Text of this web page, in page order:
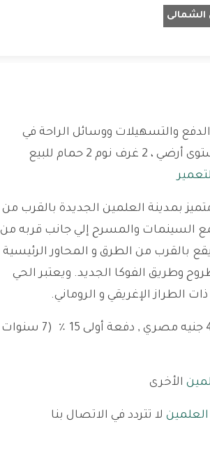
والتسهيلات ووسائل الراحة في
متر ، المستوى أرضي ، 2 غرف نوم 2 حمام للبيع
بمدينة العلمين الجديدة بالقرب من
السينمات والمسرح إلي جانب قربه من
بالقرب من الطرق و المحاور الرئيسية
وطريق الفوكا الجديد. ويعتبر الحي
الطراز الإغريقي و الروماني.
خطة الدفع: أقساط، بداية السعر من : 4،680،000 جنيه مصري , دفعة أولى 15 ٪ (7 سنوات
الأخرى
العلمين لا تتردد في الاتصال بنا